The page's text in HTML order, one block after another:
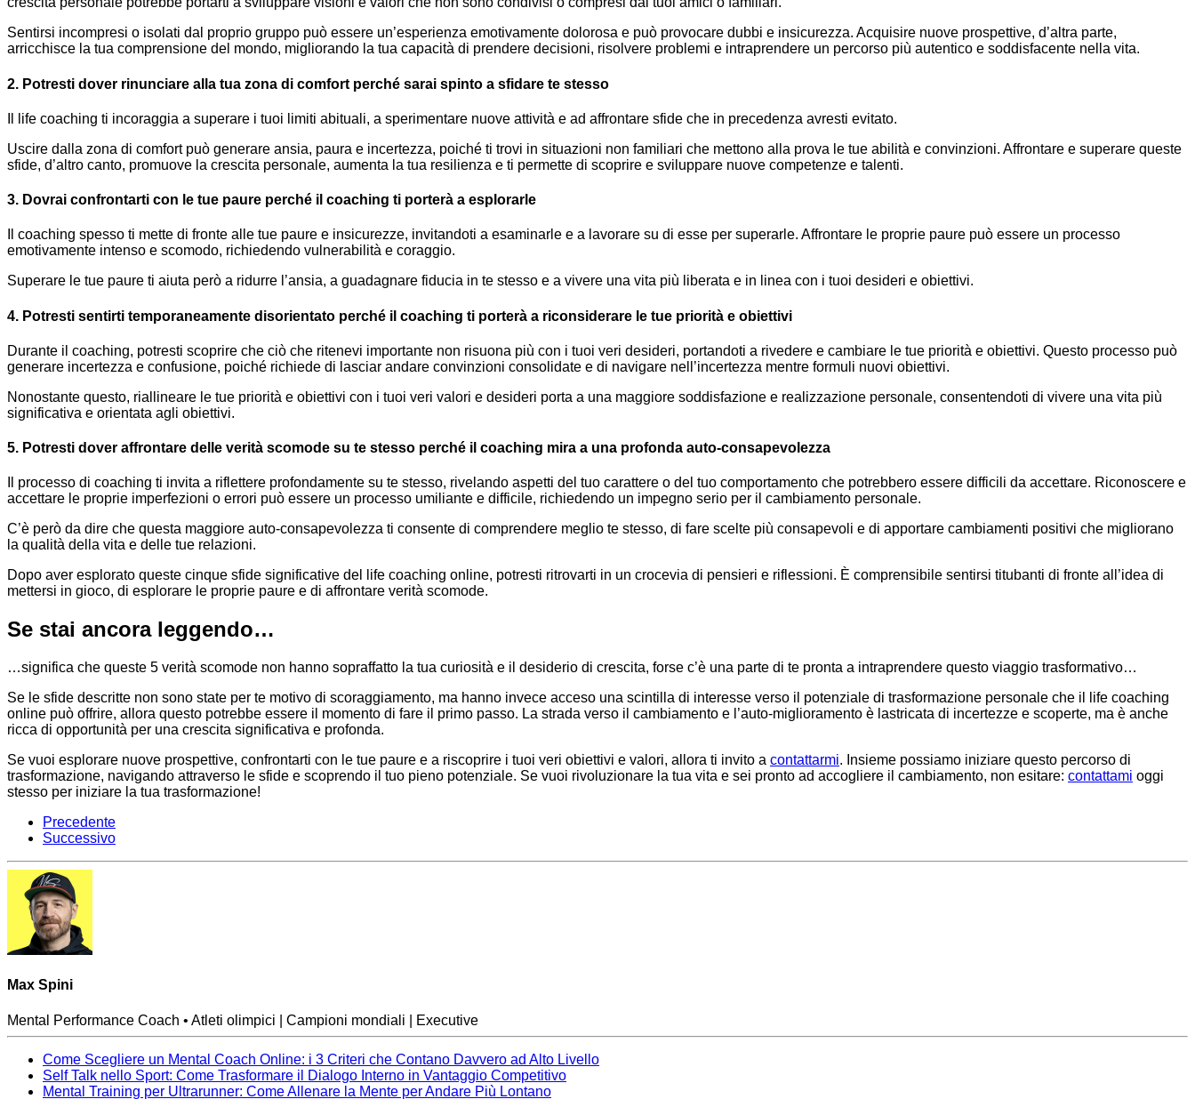
Sentirsi incompresi o isolati dal proprio gruppo può essere un’esperienza emotivamente dolorosa e può provocare dubbi e insicurezza. Acquisire nuove prospettive, d’altra parte,
arricchisce la tua comprensione del mondo, migliorando la tua capacità di prendere decisioni, risolvere problemi e intraprendere un percorso più autentico e soddisfacente nella vita.
2. Potresti dover rinunciare alla tua zona di comfort perché sarai spinto a sfidare te stesso
Il life coaching ti incoraggia a superare i tuoi limiti abituali, a sperimentare nuove attività e ad affrontare sfide che in precedenza avresti evitato.
Uscire dalla zona di comfort può generare ansia, paura e incertezza, poiché ti trovi in situazioni non familiari che mettono alla prova le tue abilità e convinzioni. Affrontare e superare queste
sfide, d’altro canto, promuove la crescita personale, aumenta la tua resilienza e ti permette di scoprire e sviluppare nuove competenze e talenti.
3. Dovrai confrontarti con le tue paure perché il coaching ti porterà a esplorarle
Il coaching spesso ti mette di fronte alle tue paure e insicurezze, invitandoti a esaminarle e a lavorare su di esse per superarle. Affrontare le proprie paure può essere un processo
emotivamente intenso e scomodo, richiedendo vulnerabilità e coraggio.
Superare le tue paure ti aiuta però a ridurre l’ansia, a guadagnare fiducia in te stesso e a vivere una vita più liberata e in linea con i tuoi desideri e obiettivi.
4. Potresti sentirti temporaneamente disorientato perché il coaching ti porterà a riconsiderare le tue priorità e obiettivi
Durante il coaching, potresti scoprire che ciò che ritenevi importante non risuona più con i tuoi veri desideri, portandoti a rivedere e cambiare le tue priorità e obiettivi. Questo processo può
generare incertezza e confusione, poiché richiede di lasciar andare convinzioni consolidate e di navigare nell’incertezza mentre formuli nuovi obiettivi.
Nonostante questo, riallineare le tue priorità e obiettivi con i tuoi veri valori e desideri porta a una maggiore soddisfazione e realizzazione personale, consentendoti di vivere una vita più
significativa e orientata agli obiettivi.
5. Potresti dover affrontare delle verità scomode su te stesso perché il coaching mira a una profonda auto-consapevolezza
Il processo di coaching ti invita a riflettere profondamente su te stesso, rivelando aspetti del tuo carattere o del tuo comportamento che potrebbero essere difficili da accettare. Riconoscere e
accettare le proprie imperfezioni o errori può essere un processo umiliante e difficile, richiedendo un impegno serio per il cambiamento personale.
C’è però da dire che questa maggiore auto-consapevolezza ti consente di comprendere meglio te stesso, di fare scelte più consapevoli e di apportare cambiamenti positivi che migliorano
la qualità della vita e delle tue relazioni.
Dopo aver esplorato queste cinque sfide significative del life coaching online, potresti ritrovarti in un crocevia di pensieri e riflessioni. È comprensibile sentirsi titubanti di fronte all’idea di
mettersi in gioco, di esplorare le proprie paure e di affrontare verità scomode.
Se stai ancora leggendo…
…significa che queste 5 verità scomode non hanno sopraffatto la tua curiosità e il desiderio di crescita, forse c’è una parte di te pronta a intraprendere questo viaggio trasformativo…
Se le sfide descritte non sono state per te motivo di scoraggiamento, ma hanno invece acceso una scintilla di interesse verso il potenziale di trasformazione personale che il life coaching
online può offrire, allora questo potrebbe essere il momento di fare il primo passo. La strada verso il cambiamento e l’auto-miglioramento è lastricata di incertezze e scoperte, ma è anche
ricca di opportunità per una crescita significativa e profonda.
Se vuoi esplorare nuove prospettive, confrontarti con le tue paure e a riscoprire i tuoi veri obiettivi e valori, allora ti invito a contattarmi. Insieme possiamo iniziare questo percorso di
trasformazione, navigando attraverso le sfide e scoprendo il tuo pieno potenziale. Se vuoi rivoluzionare la tua vita e sei pronto ad accogliere il cambiamento, non esitare: contattami oggi
stesso per iniziare la tua trasformazione!
Precedente
Successivo
Max Spini
Mental Performance Coach • Atleti olimpici | Campioni mondiali | Executive
Come Scegliere un Mental Coach Online: i 3 Criteri che Contano Davvero ad Alto Livello
Self Talk nello Sport: Come Trasformare il Dialogo Interno in Vantaggio Competitivo
Mental Training per Ultrarunner: Come Allenare la Mente per Andare Più Lontano